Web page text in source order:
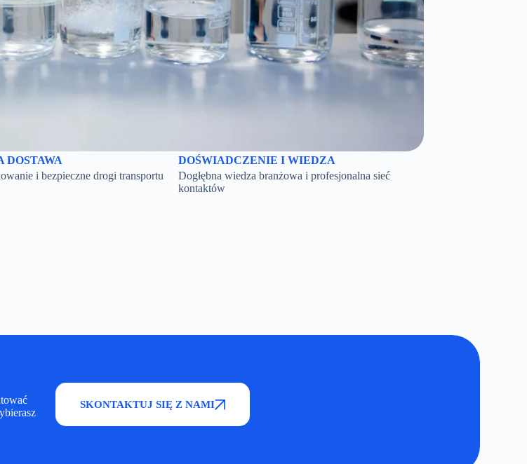
DOSTAWA
i bezpieczne drogi transportu
DOŚWIADCZENIE I WIEDZA
Dogłębna wiedza branżowa i profesjonalna sieć
kontaktów
SKONTAKTUJ SIĘ Z NAMI